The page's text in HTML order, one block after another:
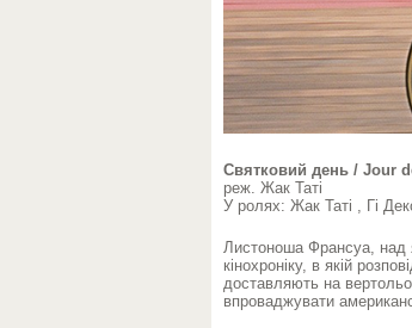
Святковий день / Jour
реж. Жак Таті
У ролях: Жак Таті , Гі
Листоноша Франсуа, над
кінохроніку, в якій
доставляють на
впроваджувати